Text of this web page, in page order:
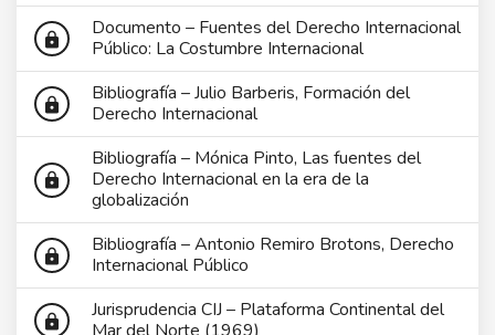
lock
Documento – Fuentes del Derecho Internacional
Público: La Costumbre Internacional
lock
Bibliografía – Julio Barberis, Formación del
Derecho Internacional
lock
Bibliografía – Mónica Pinto, Las fuentes del
Derecho Internacional en la era de la
globalización
lock
Bibliografía – Antonio Remiro Brotons, Derecho
Internacional Público
lock
Jurisprudencia CIJ – Plataforma Continental del